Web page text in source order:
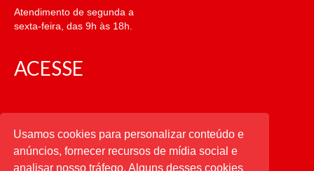
Atendimento de segunda a
sexta-feira, das 9h às 18h.
ACESSE
CATEGORIAS
CATEGORIAS
Usamos cookies para personalizar conteúdo e
anúncios, fornecer recursos de mídia social e
analisar nosso tráfego. Alguns desses cookies